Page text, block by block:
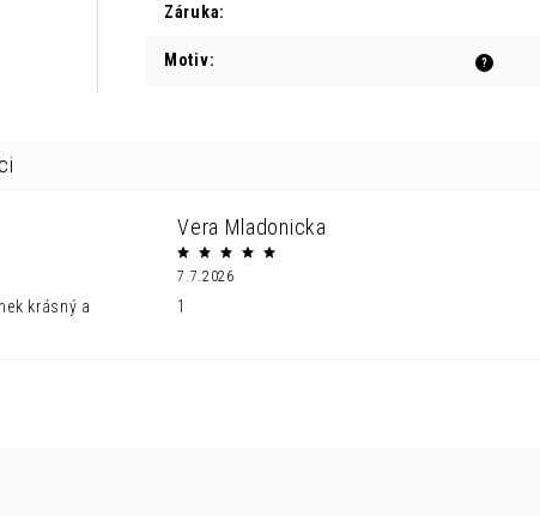
Záruka:
?
Motiv:
krásný a
Vera Mladonicka
7.7.2026
1